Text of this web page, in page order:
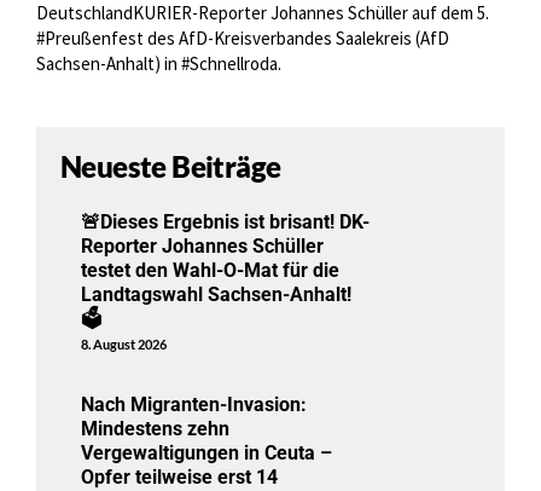
DeutschlandKURIER-Reporter Johannes Schüller auf dem 5.
#Preußenfest des AfD-Kreisverbandes Saalekreis (AfD
Sachsen-Anhalt) in #Schnellroda.
Neueste Beiträge
🚨Dieses Ergebnis ist brisant! DK-
Reporter Johannes Schüller
testet den Wahl-O-Mat für die
Landtagswahl Sachsen-Anhalt!
🗳️
8. August 2026
Nach Migranten-Invasion:
Mindestens zehn
Vergewaltigungen in Ceuta –
Opfer teilweise erst 14